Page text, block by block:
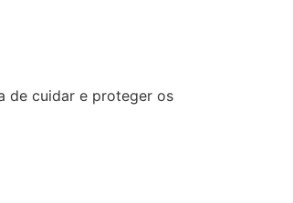
de cuidar e proteger os